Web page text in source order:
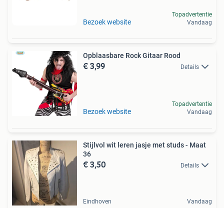
Bezoek website
Topadvertentie
Vandaag
Opblaasbare Rock Gitaar Rood
€ 3,99 Details
Bezoek website
Topadvertentie
Vandaag
Stijlvol wit leren jasje met studs - Maat
36
€ 3,50 Details
Eindhoven Vandaag